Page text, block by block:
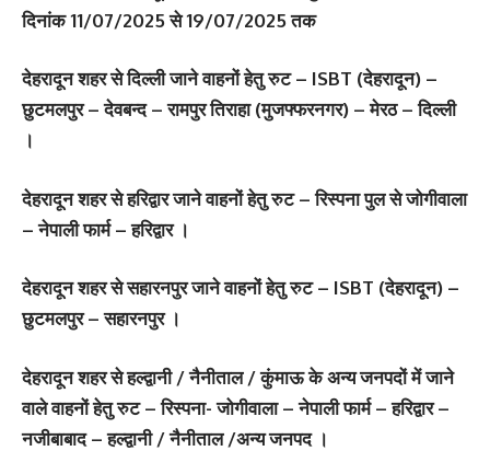
दिनांक 11/07/2025 से 19/07/2025 तक
देहरादून शहर से दिल्ली जाने वाहनों हेतु रुट – ISBT (देहरादून) –
छुटमलपुर – देवबन्द – रामपुर तिराहा (मुजफ्फरनगर) – मेरठ – दिल्ली
।
देहरादून शहर से हरिद्वार जाने वाहनों हेतु रुट – रिस्पना पुल से जोगीवाला
– नेपाली फार्म – हरिद्वार ।
देहरादून शहर से सहारनपुर जाने वाहनों हेतु रुट – ISBT (देहरादून) –
छुटमलपुर – सहारनपुर ।
देहरादून शहर से हल्द्वानी / नैनीताल / कुंमाऊ के अन्य जनपदों में जाने
वाले वाहनों हेतु रुट – रिस्पना- जोगीवाला – नेपाली फार्म – हरिद्वार –
नजीबाबाद – हल्द्वानी / नैनीताल /अन्य जनपद ।